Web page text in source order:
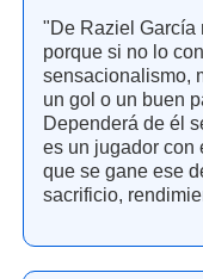
"De Raziel García
porque si no lo
sensacionalismo,
un gol o un buen
Dependerá de él
es un jugador con
que se gane ese
sacrificio,